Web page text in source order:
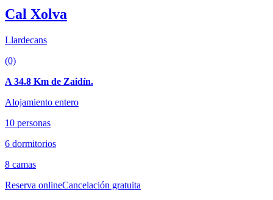
Cal Xolva
Llardecans
(0)
A 34.8 Km de Zaidín.
Alojamiento entero
10 personas
6 dormitorios
8 camas
Reserva onlineCancelación gratuita